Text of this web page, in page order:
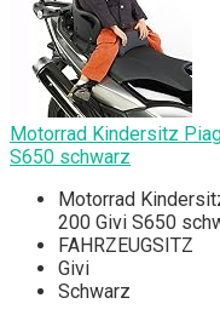
Motorrad Kindersitz
S650 schwarz
Motorrad
200 Givi S650
FAHRZEUGSITZ
Givi
Schwarz